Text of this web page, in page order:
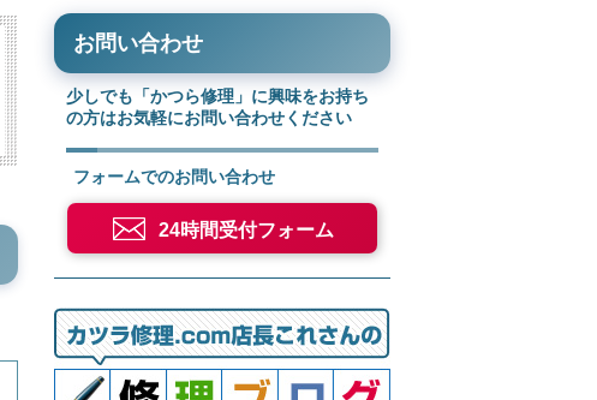
お問い合わせ
少しでも「かつら修理」に興味をお持ち
の方はお気軽にお問い合わせください
フォームでのお問い合わせ
24時間受付フォーム